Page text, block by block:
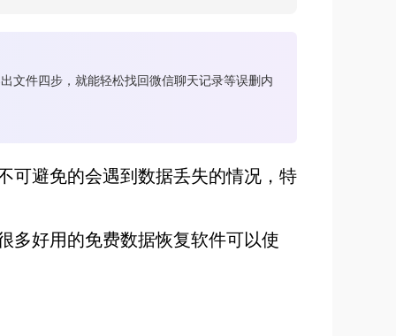
文件四步，就能轻松找回微信聊天记录等误删内
可避免的会遇到数据丢失的情况，特
多好用的免费数据恢复软件可以使